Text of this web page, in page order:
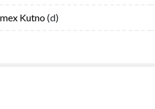
Kutno(d)
Kutno(d)